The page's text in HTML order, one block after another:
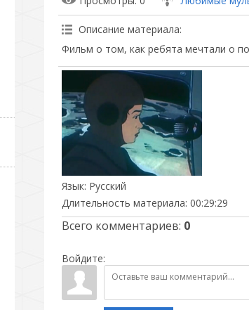
Описание материала:
Фильм о том, как ребята мечтали о
Язык: Русский
Длительность материала: 00:29:29
Всего комментариев: 0
Войдите: